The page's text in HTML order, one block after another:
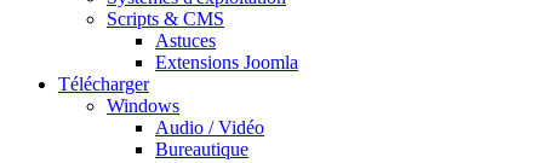
Scripts & CMS
Astuces
Extensions Joomla
Télécharger
Windows
Audio / Vidéo
Bureautique